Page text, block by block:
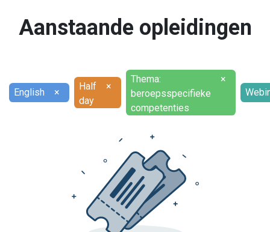
Aanstaande opleidingen
English ×
Half
day
×
Thema:
beroepsspecifieke
competenties
×